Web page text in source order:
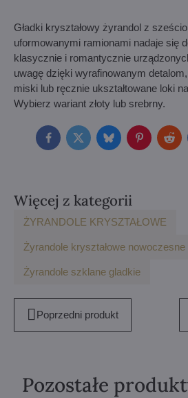
Gładki kryształowy żyrandol z
uformowanymi ramionami nadaje się
klasycznie i romantycznie
uwagę dzięki wyrafinowanym
miski lub ręcznie ukształtowane loki
Wybierz wariant złoty lub srebrny.
FacebookTwitterBlueskyPinterest
Więcej z kategorii
ŻYRANDOLE KRYSZTAŁOWE
Żyrandole kryształowe nowoczesne
Żyrandole szklane gladkie
Poprzedni produkt
Pozostałe